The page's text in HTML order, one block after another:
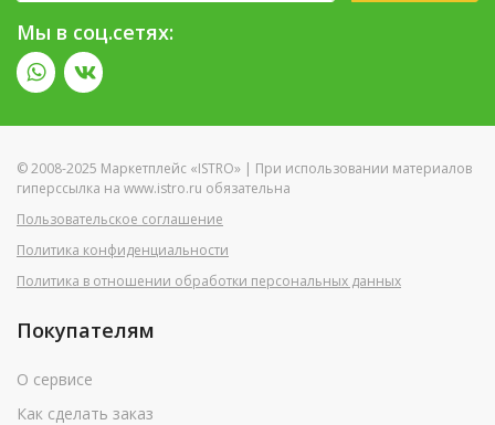
Мы в соц.сетях:
© 2008-2025 Маркетплейс «ISTRO» | При использовании материалов
гиперссылка на www.istro.ru обязательна
Пользовательское соглашение
Политика конфиденциальности
Политика в отношении обработки персональных данных
Покупателям
О сервисе
Как сделать заказ